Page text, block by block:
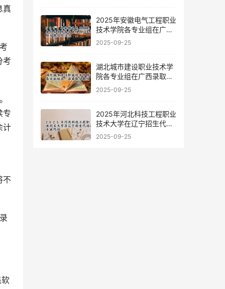
真
考
专
计
不
2025年安徽电气工程职业
技术学院各专业组在广东
录取分数线及位次
2025-09-25
湖北城市建设职业技术学
院各专业组在广西录取分
数线
2025-09-25
2025年河北科技工程职业
技术大学在辽宁招生代码
及专业代码
2025-09-25